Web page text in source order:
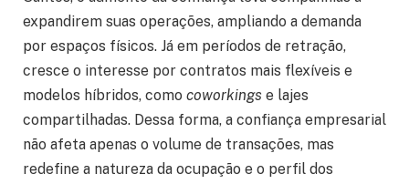
expandirem suas operações, ampliando a demanda
por espaços físicos. Já em períodos de retração,
cresce o interesse por contratos mais flexíveis e
modelos híbridos, como coworkings e lajes
compartilhadas. Dessa forma, a confiança empresarial
não afeta apenas o volume de transações, mas
redefine a natureza da ocupação e o perfil dos